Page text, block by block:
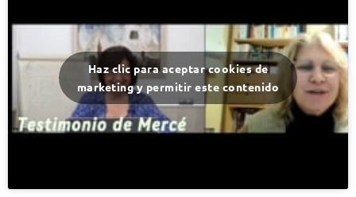
Haz clic para aceptar cookies de
marketing y permitir este contenido